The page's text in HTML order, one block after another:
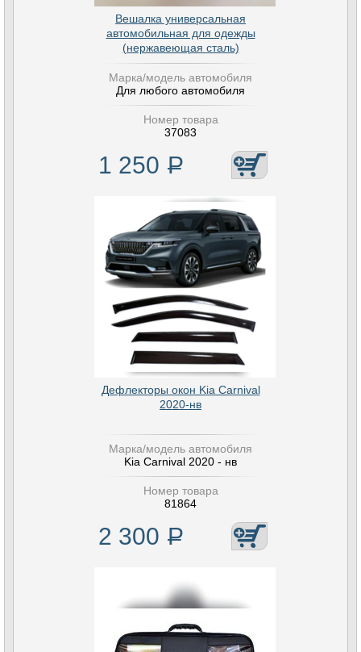
Вешалка универсальная
автомобильная для одежды
(нержавеющая сталь)
Марка/модель автомобиля
Для любого автомобиля
Номер товара
37083
1 250 Р
Дефлекторы окон Kia Carnival
2020-нв
Марка/модель автомобиля
Kia Carnival 2020 - нв
Номер товара
81864
2 300 Р